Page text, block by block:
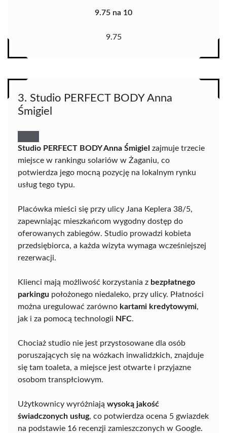
9.75 na 10
9.75
3. Studio PERFECT BODY Anna
Śmigiel
Studio PERFECT BODY Anna Śmigiel zajmuje trzecie
miejsce w rankingu solariów w Żaganiu, co
potwierdza jego mocną pozycję na lokalnym rynku
usług tego typu.
Placówka mieści się przy ulicy Jana Keplera 38/5,
zapewniając mieszkańcom wygodny dostęp do
oferowanych zabiegów. Studio prowadzi kobieta
przedsiębiorca, a każda wizyta wymaga wcześniejszej
rezerwacji.
Klienci mają możliwość korzystania z bezpłatnego
parkingu położonego niedaleko, przy ulicy. Płatności
można uregulować zarówno kartami kredytowymi,
jak i za pomocą technologii NFC.
Chociaż studio nie jest przystosowane dla osób
poruszających się na wózkach inwalidzkich, znajduje
się tam toaleta, a miejsce jest otwarte i przyjazne
osobom transpłciowym.
Użytkownicy wyróżniają wysoką jakość
świadczonych usług, co potwierdza ocena 5 gwiazdek
na podstawie 16 recenzji zamieszczonych w Google.